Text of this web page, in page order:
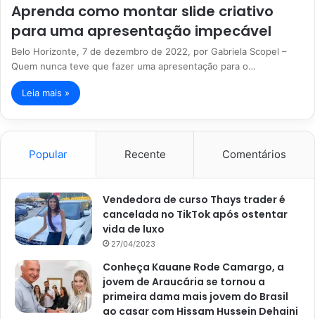
Aprenda como montar slide criativo
para uma apresentação impecável
Belo Horizonte, 7 de dezembro de 2022, por Gabriela Scopel –
Quem nunca teve que fazer uma apresentação para o…
Leia mais »
Popular Recente Comentários
Vendedora de curso Thays trader é
cancelada no TikTok após ostentar
vida de luxo
27/04/2023
Conheça Kauane Rode Camargo, a
jovem de Araucária se tornou a
primeira dama mais jovem do Brasil
ao casar com Hissam Hussein Dehaini